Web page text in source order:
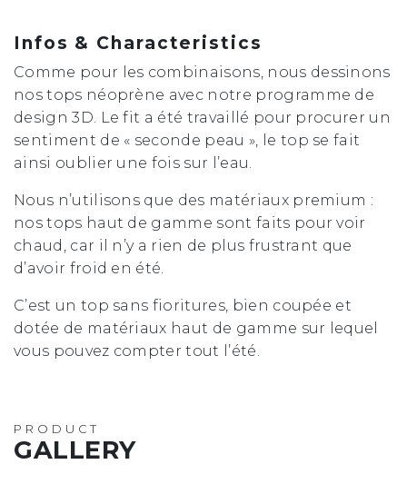
Infos & Characteristics
Comme pour les combinaisons, nous dessinons
nos tops néoprène avec notre programme de
design 3D. Le fit a été travaillé pour procurer un
sentiment de « seconde peau », le top se fait
ainsi oublier une fois sur l’eau.
Nous n’utilisons que des matériaux premium :
nos tops haut de gamme sont faits pour voir
chaud, car il n’y a rien de plus frustrant que
d’avoir froid en été.
C’est un top sans fioritures, bien coupée et
dotée de matériaux haut de gamme sur lequel
vous pouvez compter tout l’été.
PRODUCT
GALLERY